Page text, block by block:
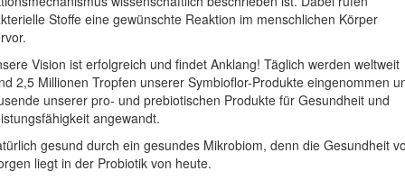
Stoffe eine gewünschte Reaktion im menschlichen Körper
Vision ist erfolgreich und findet Anklang! Täglich werden weltweit
2,5 Millionen Tropfen unserer Symbioflor-Produkte eingenommen
unserer pro- und prebiotischen Produkte für Gesundheit und
angewandt.
gesund durch ein gesundes Mikrobiom, denn die Gesundheit
liegt in der Probiotik von heute.